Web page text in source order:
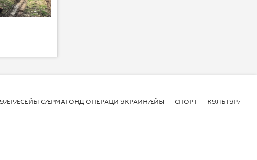
УӔРӔСЕЙЫ СӔРМАГОНД ОПЕРАЦИ УКРАИНӔЙЫ СПОРТ КУЛЬТУРӔ